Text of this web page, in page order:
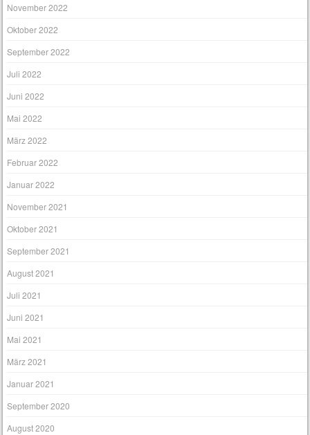
November 2022
Oktober 2022
September 2022
Juli 2022
Juni 2022
Mai 2022
März 2022
Februar 2022
Januar 2022
November 2021
Oktober 2021
September 2021
August 2021
Juli 2021
Juni 2021
Mai 2021
März 2021
Januar 2021
September 2020
August 2020